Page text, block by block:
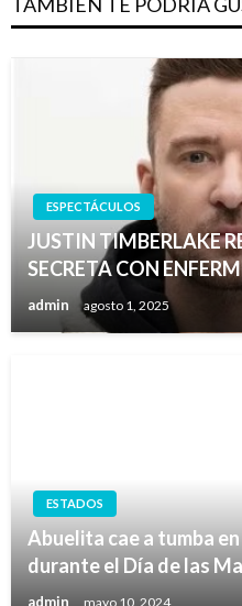
ESPECTÁCULOS
JUSTIN TIMBERLAKE
SECRETA CON
admin agosto 1, 2025
ESTADOS
Abuelita cae a tumba
durante el Día de las
admin mayo 10, 2024